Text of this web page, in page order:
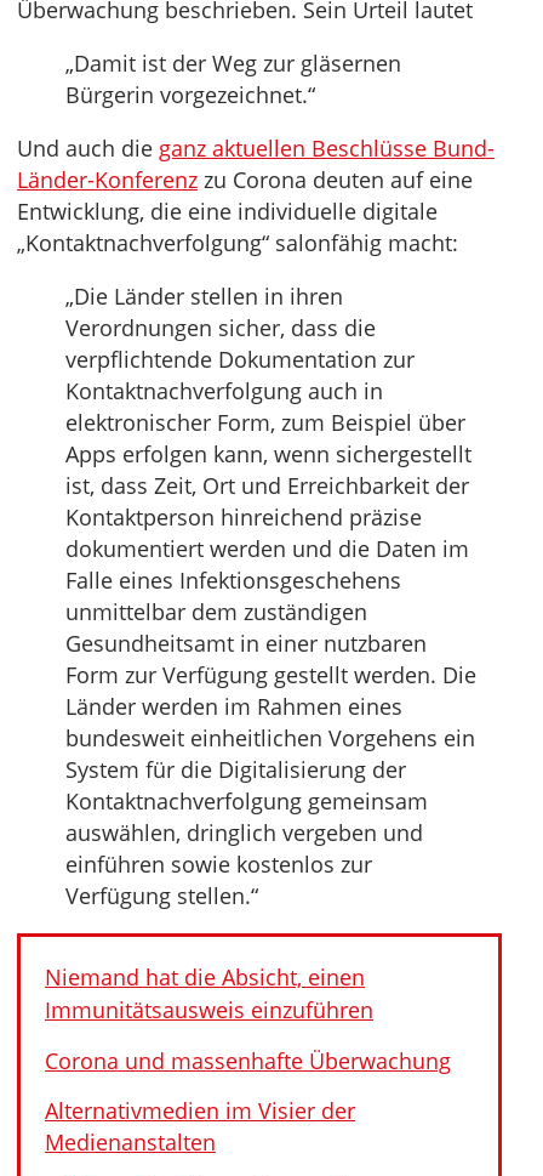
Überwachung beschrieben. Sein Urteil lautet
„Damit ist der Weg zur gläsernen
Bürgerin vorgezeichnet.“
Und auch die ganz aktuellen Beschlüsse Bund-
Länder-Konferenz zu Corona deuten auf eine
Entwicklung, die eine individuelle digitale
„Kontaktnachverfolgung“ salonfähig macht:
„Die Länder stellen in ihren
Verordnungen sicher, dass die
verpflichtende Dokumentation zur
Kontaktnachverfolgung auch in
elektronischer Form, zum Beispiel über
Apps erfolgen kann, wenn sichergestellt
ist, dass Zeit, Ort und Erreichbarkeit der
Kontaktperson hinreichend präzise
dokumentiert werden und die Daten im
Falle eines Infektionsgeschehens
unmittelbar dem zuständigen
Gesundheitsamt in einer nutzbaren
Form zur Verfügung gestellt werden. Die
Länder werden im Rahmen eines
bundesweit einheitlichen Vorgehens ein
System für die Digitalisierung der
Kontaktnachverfolgung gemeinsam
auswählen, dringlich vergeben und
einführen sowie kostenlos zur
Verfügung stellen.“
Niemand hat die Absicht, einen
Immunitätsausweis einzuführen
Corona und massenhafte Überwachung
Alternativmedien im Visier der
Medienanstalten